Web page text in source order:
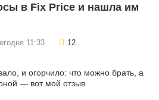
в Fix Price и нашла им
11:33 12